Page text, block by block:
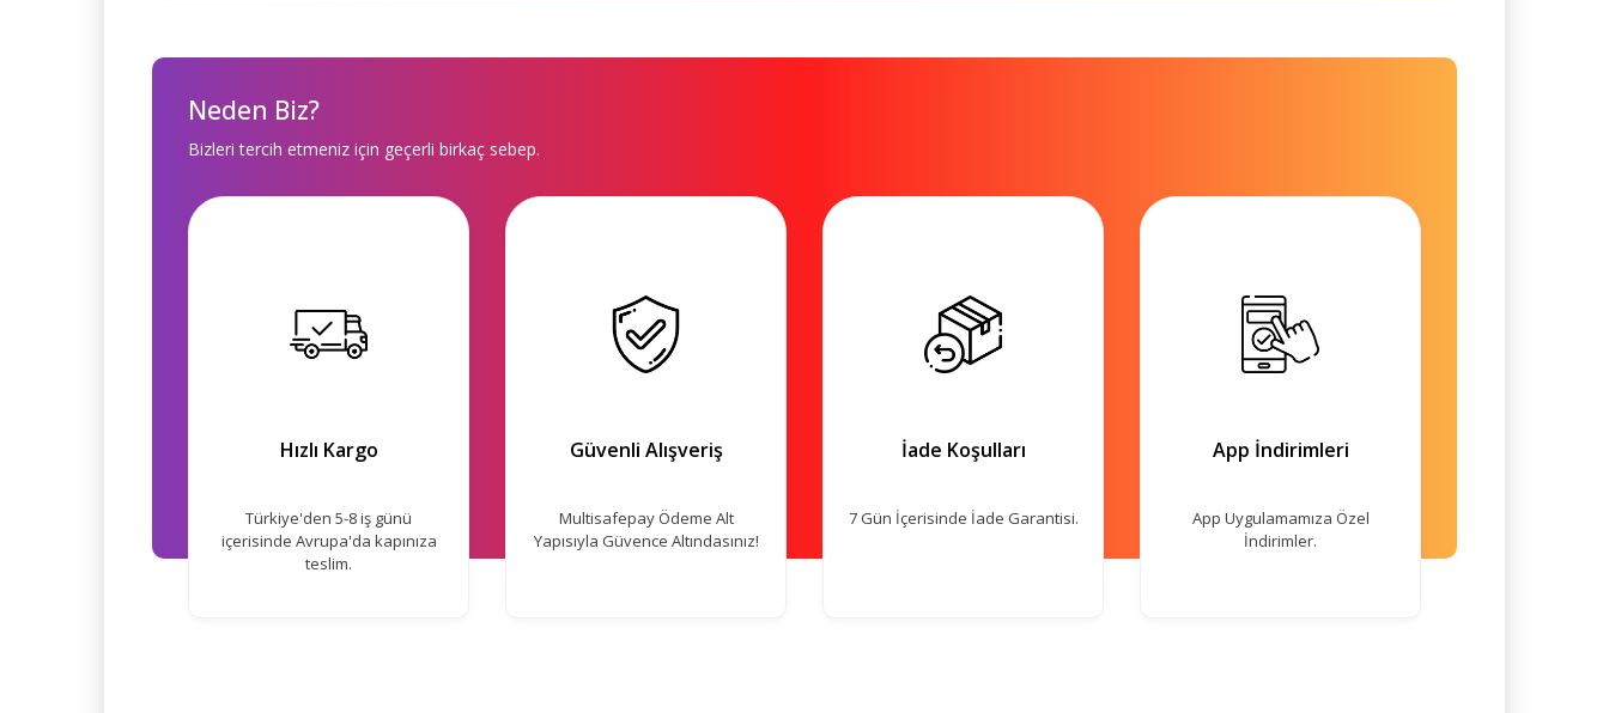
Neden Biz?
Bizleri tercih etmeniz için geçerli birkaç sebep.
Hızlı Kargo
Türkiye'den 5-8 iş günü
içerisinde Avrupa'da kapınıza
teslim.
Güvenli Alışveriş
Multisafepay Ödeme Alt
Yapısıyla Güvence Altındasınız!
İade Koşulları
7 Gün İçerisinde İade Garantisi.
App İndirimleri
App Uygulamamıza Özel
İndirimler.